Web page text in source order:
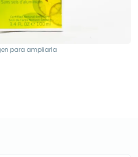
para ampliarla